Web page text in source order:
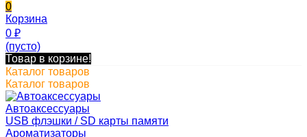
0
Корзина
0 ₽
(пусто)
Товар в корзине!
Каталог товаров
Каталог товаров
Автоаксессуары
USB флэшки / SD карты памяти
Ароматизаторы